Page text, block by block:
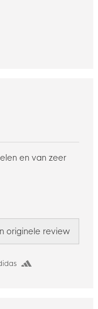
en van zeer
originele review